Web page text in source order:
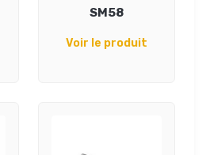
SM58
Voir le produit